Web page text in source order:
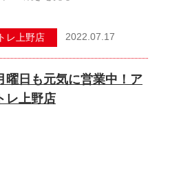
レ上野店 2022.07.17
曜日も元気に営業中！ア
レ上野店